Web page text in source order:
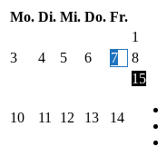
Mo. Di. Mi. Do. Fr.
1
3
4 5 6 7 8
10 11 12 13 14
15